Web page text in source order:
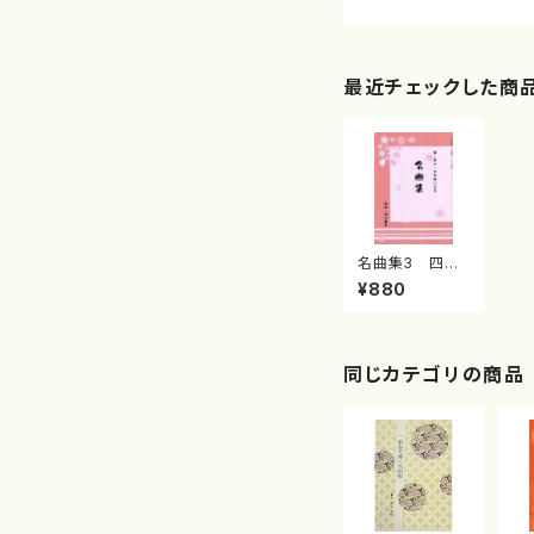
最近チェックした商
名曲集3 四季
の歌／夏の思い
出／荒城の月(/
¥880
同じカテゴリの商品